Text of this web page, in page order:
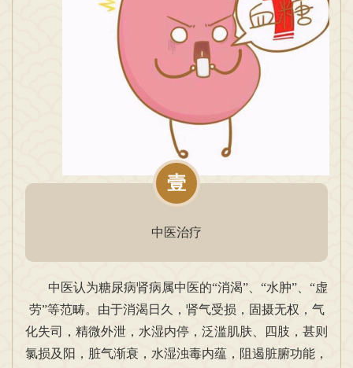
壹
中医治疗
中医认为糖尿病肾病属中医的“消渴”、“水肿”、“虚
劳”等范畴。由于消渴日久，肾气受损，固摄无权，气
化失司，精微外泄，水湿内停，泛滥肌肤、四肢，甚则
氯损及阳，脏气渐衰，水湿浊毒内蕴，阻遏脏腑功能，